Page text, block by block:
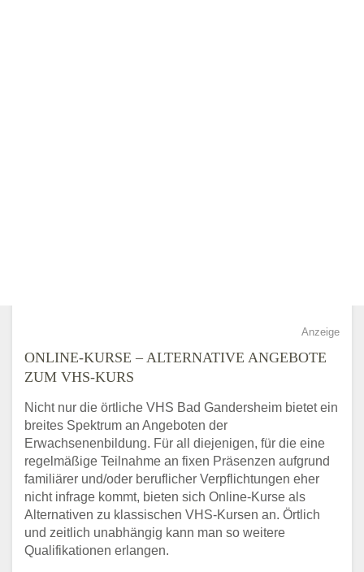
Anzeige
ONLINE-KURSE – ALTERNATIVE ANGEBOTE
ZUM VHS-KURS
Nicht nur die örtliche VHS Bad Gandersheim bietet ein
breites Spektrum an Angeboten der
Erwachsenenbildung. Für all diejenigen, für die eine
regelmäßige Teilnahme an fixen Präsenzen aufgrund
familiärer und/oder beruflicher Verpflichtungen eher
nicht infrage kommt, bieten sich Online-Kurse als
Alternativen zu klassischen VHS-Kursen an. Örtlich
und zeitlich unabhängig kann man so weitere
Qualifikationen erlangen.